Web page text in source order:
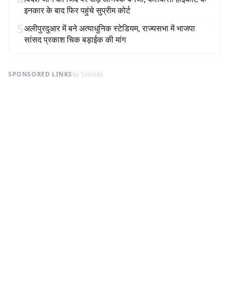
इनकार के बाद फिर पहुंचे सुप्रीम कोर्ट
5अलीपुरदुआर में बने अत्याधुनिक स्टेडियम, राज्यसभा में भाजपा
सांसद प्रकाश चिक बड़ाईक की मांग
SPONSORED LINKSby Taboola